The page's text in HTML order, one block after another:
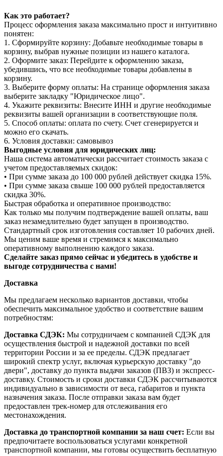
Как это работает?
Процесс оформления заказа максимально прост и интуитивно
понятен:
1. Сформируйте корзину: Добавьте необходимые товары в
корзину, выбрав нужные позиции из нашего каталога.
2. Оформите заказ: Перейдите к оформлению заказа,
убедившись, что все необходимые товары добавлены в
корзину.
3. Выберите форму оплаты: На странице оформления заказа
выберите закладку "Юридическое лицо".
4. Укажите реквизиты: Внесите ИНН и другие необходимые
реквизиты вашей организации в соответствующие поля.
5. Способ оплаты: оплата по счету. Счет сгенерируется и
можно его скачать.
6. Условия доставки: самовывоз
Выгодные условия для юридических лиц:
Наша система автоматически рассчитает стоимость заказа с
учетом предоставляемых скидок:
• При сумме заказа до 100 000 рублей действует скидка 15%.
• При сумме заказа свыше 100 000 рублей предоставляется
скидка 30%.
Быстрая обработка и оперативное производство:
Как только мы получим подтверждение вашей оплаты, ваш
заказ незамедлительно будет запущен в производство.
Стандартный срок изготовления составляет 10 рабочих дней.
Мы ценим ваше время и стремимся к максимально
оперативному выполнению каждого заказа.
Сделайте заказ прямо сейчас и убедитесь в удобстве и
выгоде сотрудничества с нами!
Доставка
Мы предлагаем несколько вариантов доставки, чтобы
обеспечить максимальное удобство и соответствие вашим
потребностям:
Доставка СДЭК: Мы сотрудничаем с компанией СДЭК для
осуществления быстрой и надежной доставки по всей
территории России и за ее пределы. СДЭК предлагает
широкий спектр услуг, включая курьерскую доставку "до
двери", доставку до пункта выдачи заказов (ПВЗ) и экспресс-
доставку. Стоимость и сроки доставки СДЭК рассчитываются
индивидуально в зависимости от веса, габаритов и пункта
назначения заказа. После отправки заказа вам будет
предоставлен трек-номер для отслеживания его
местонахождения.
Доставка до транспортной компании за наш счет: Если вы
предпочитаете воспользоваться услугами конкретной
транспортной компании, мы готовы осуществить бесплатную